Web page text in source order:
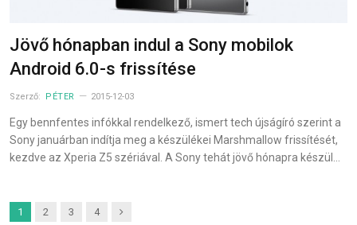
Jövő hónapban indul a Sony mobilok
Android 6.0-s frissítése
Szerző: PÉTER 2015-12-03
Egy bennfentes infókkal rendelkező, ismert tech újságíró szerint a
Sony januárban indítja meg a készülékei Marshmallow frissítését,
kezdve az Xperia Z5 szériával. A Sony tehát jövő hónapra készül…
1 2 3 4 Next